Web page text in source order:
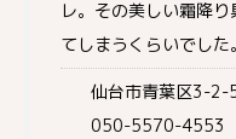
レ。その美しい霜降
てしまうくらいでした。
仙台市青葉区3-2-
050-5570-4553